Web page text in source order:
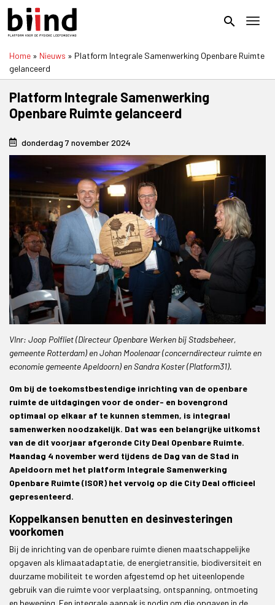
Overslaan
naar
inhoud
gaan
search
Home Nieuws
Platform Integrale Samenwerking Openbare Ruimte
gelanceerd
Platform Integrale Samenwerking
Openbare Ruimte gelanceerd
donderdag 7 november 2024
Vlnr: Joop Polfliet (Directeur Openbare Werken bij Stadsbeheer,
gemeente Rotterdam) en Johan Moolenaar (concerndirecteur ruimte en
economie gemeente Apeldoorn) en Sandra Koster (Platform31).
Om bij de toekomstbestendige inrichting van de openbare
ruimte de uitdagingen voor de onder- en bovengrond
optimaal op elkaar af te kunnen stemmen, is integraal
samenwerken noodzakelijk. Dat was een belangrijke uitkomst
van de dit voorjaar afgeronde City Deal Openbare Ruimte.
Maandag 4 november werd tijdens de Dag van de Stad in
Apeldoorn met het platform Integrale Samenwerking
Openbare Ruimte (ISOR) het vervolg op die City Deal officieel
gepresenteerd.
Koppelkansen benutten en desinvesteringen
voorkomen
Bij de inrichting van de openbare ruimte dienen maatschappelijke
opgaven als klimaatadaptatie, de energietransitie, biodiversiteit en
duurzame mobiliteit te worden afgestemd op het uiteenlopende
gebruik van die ruimte voor verplaatsing, ontspanning, ontmoeting
en beweging. Een integrale aanpak is nodig om die opgaven in de